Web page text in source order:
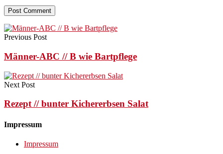
Previous Post
Männer-ABC // B wie Bartpflege
Next Post
Rezept // bunter Kichererbsen Salat
Impressum
Impressum